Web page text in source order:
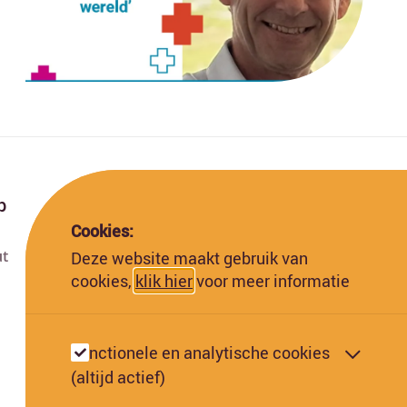
Deze website is gefinancierd met subsidie van
de Europese Commissie. De Europese
Commissie kan niet aansprakelijk worden
Cookies:
Deze website maakt gebruik van
cookies, klik hiervoor meer informatie
Functionele en analytische cookies
(altijd actief)